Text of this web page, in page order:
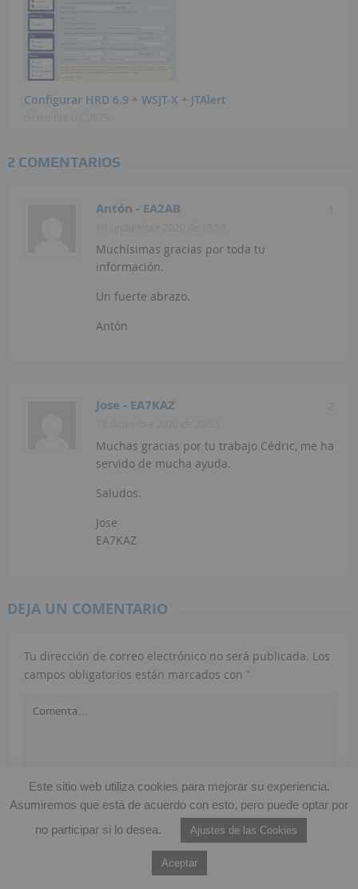
Configurar HRD 6.9 + WSJT-X + JTAlert
2 COMENTARIOS
Antón - EA2AB
Muchísimas gracias por toda tu
información.
Un fuerte abrazo.
Antón
Jose - EA7KAZ
Muchas gracias por tu trabajo Cédric, me ha
servido de mucha ayuda.
Saludos.
Jose
EA7KAZ
DEJA UN COMENTARIO
Tu dirección de correo electrónico no será publicada. Los
campos obligatorios están marcados con *
Este sitio web utiliza cookies para mejorar su experiencia.
Asumiremos que está de acuerdo con esto, pero puede optar por
no participar si lo desea.
Ajustes de las Cookies
Aceptar